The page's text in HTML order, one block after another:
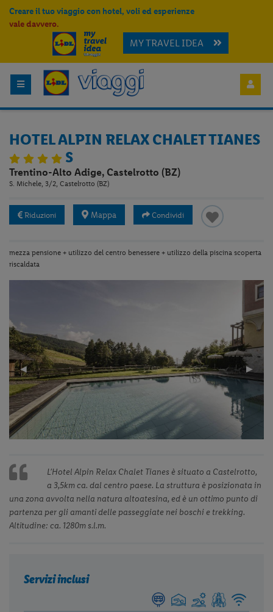
Creare il tuo viaggio con hotel, voli ed esperienze
vale davvero.
MY TRAVEL IDEA
HOTEL ALPIN RELAX CHALET TIANES
S
Trentino-Alto Adige, Castelrotto (BZ)
S. Michele, 3/2, Castelrotto (BZ)
Riduzioni Mappa Condividi
mezza pensione + utilizzo del centro benessere + utilizzo della piscina scoperta
riscaldata
Previous
Slide
◀︎
Next
Slide
▶︎
L’Hotel Alpin Relax Chalet Tianes è situato a Castelrotto,
a 3,5km ca. dal centro paese. La struttura è posizionata in
una zona avvolta nella natura altoatesina, ed è un ottimo punto di
partenza per gli amanti delle passeggiate nei boschi e trekking.
Altitudine: ca. 1280m s.l.m.
Servizi inclusi